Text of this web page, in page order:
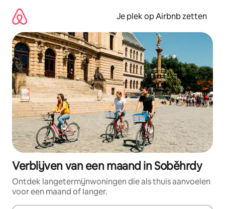
direct
naar
inhoud
Je plek op Airbnb zetten
Verblijven van een maand in Soběhrdy
Ontdek langetermijnwoningen die als thuis aanvoelen
voor een maand of langer.